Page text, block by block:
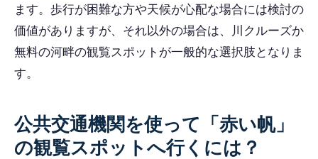
ます。歩行が困難な方や天候が心配な場合には検討の
価値がありますが、それ以外の場合は、川クルーズか
無料の河畔の観覧スポットが一般的な選択肢となりま
す。
公共交通機関を使って「赤い帆」
の観覧スポットへ行くには？